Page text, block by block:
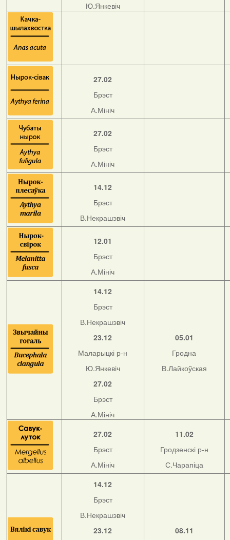
Ю.Янкевіч
27.02
Брэст
А.Мініч
27.02
Брэст
А.Мініч
14.12
Брэст
В.Некрашэвіч
12.01
Брэст
А.Мініч
14.12
Брэст
В.Некрашэвіч
23.12
Маларыцкі р-н
Ю.Янкевіч
27.02
Брэст
А.Мініч
05.01
Гродна
В.Лайкоўская
27.02
Брэст
А.Мініч
11.02
Гродзенскі р-н
С.Чарапіца
14.12
Брэст
В.Некрашэвіч
23.12
08.11